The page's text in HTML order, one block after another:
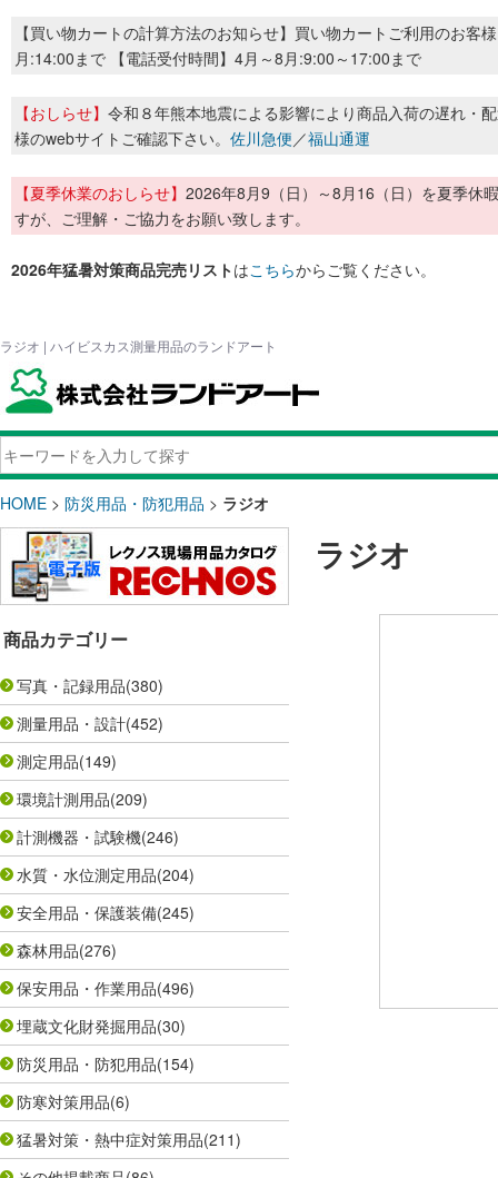
【買い物カートの計算方法のお知らせ】買い物カートご利用のお客
月:14:00まで 【電話受付時間】4月～8月:9:00～17:00まで
【おしらせ】 令和８年熊本地震による影響により商品入荷の遅れ・
様のwebサイトご確認下さい。 佐川急便／福山通運
【夏季休業のおしらせ】 2026年8月9（日）～8月16（日）を夏季休
すが、ご理解・ご協力をお願い致します。
2026年猛暑対策商品完売リストはこちらからご覧ください。
ラジオ | ハイビスカス測量用品のランドアート
HOME > 防災用品・防犯用品 > ラジオ
商品カテゴリー
写真・記録用品(380)
測量用品・設計(452)
測定用品(149)
環境計測用品(209)
計測機器・試験機(246)
水質・水位測定用品(204)
安全用品・保護装備(245)
森林用品(276)
保安用品・作業用品(496)
埋蔵文化財発掘用品(30)
防災用品・防犯用品(154)
防寒対策用品(6)
猛暑対策・熱中症対策用品(211)
ラジオ